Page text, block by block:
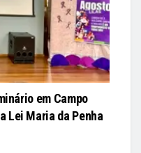
em Campo
Lei Maria da Penha